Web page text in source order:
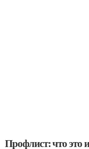
Профлист: что это